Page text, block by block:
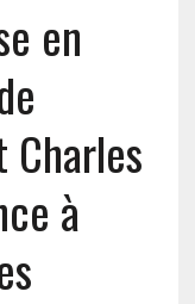
en
Charles
à